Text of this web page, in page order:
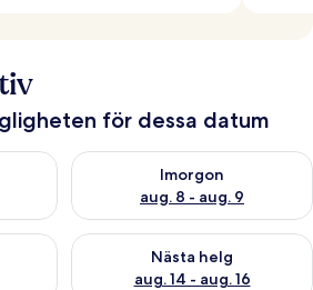
för dessa datum
för ikväll aug. 7 - aug. 8
Imorgon
aug. 8 - aug. 9
Kontrollera tillgängligheten
för den här helgen aug. 7 - aug. 9
Nästa helg
aug. 14 - aug. 16
Kontrollera tillgängligheten